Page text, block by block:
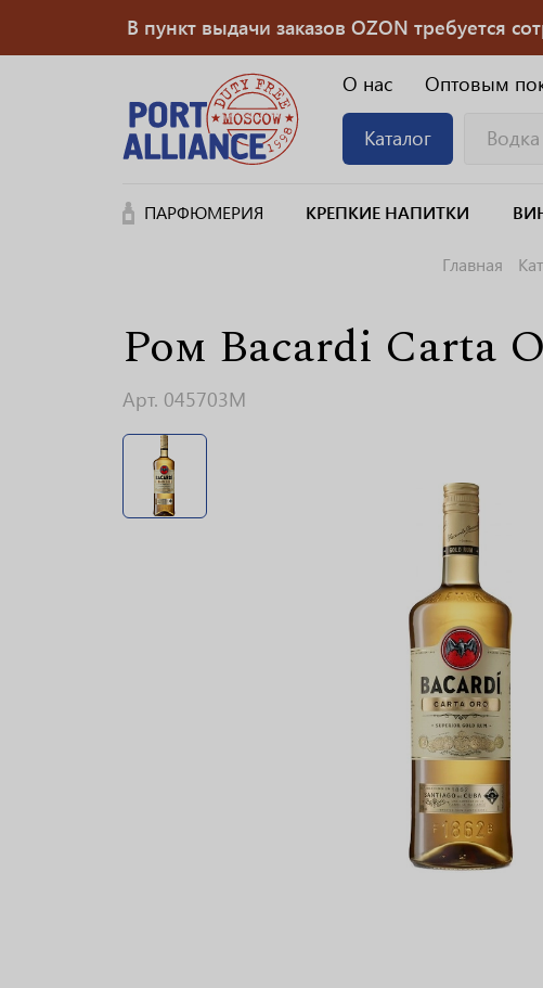
В пункт выдачи заказов OZON требуется
О нас Оптовым
Каталог
ПАРФЮМЕРИЯ КРЕПКИЕ НАПИТКИ
Главная
Ром Bacardi Carta
Арт. 045703M